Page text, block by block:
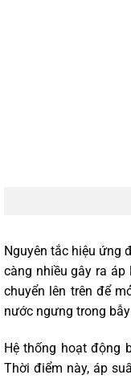
Nguyên tắc hiệu ứng
càng nhiều gây ra
chuyển lên trên để
nước ngưng trong
Hệ thống hoạt động
Thời điểm này, áp